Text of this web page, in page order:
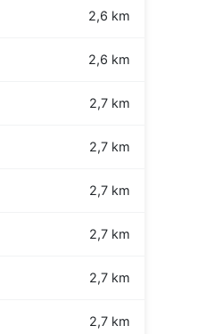
2,6 km
2,6 km
2,7 km
2,7 km
2,7 km
2,7 km
2,7 km
2,7 km